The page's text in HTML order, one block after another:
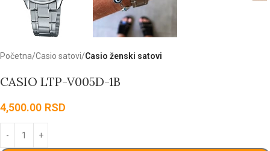
Početna Casio satovi Casio ženski satovi
CASIO LTP-V005D-1B
4,500.00 RSD